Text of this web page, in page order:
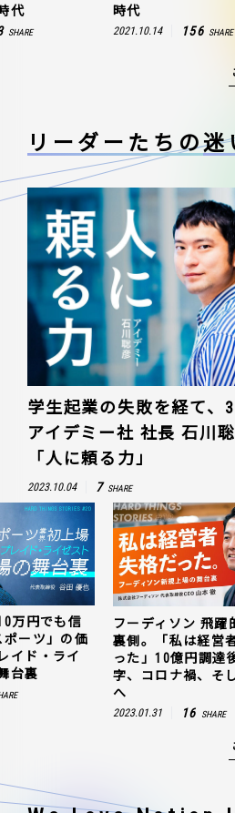
代
SHARE
時代
2021.10.14 156 SHARE
リーダーたちの迷
学生起業の失敗を経て、
アイデミー社 社長 石川
「人に頼る力」
2023.10.04 7 SHARE
万円でも信
ーツ」の価
イド・ライ
台裏
フーディソン 飛躍
裏側。「私は経営
った」10億円調達
字、コロナ禍、そ
へ
2023.01.31 16 SHARE